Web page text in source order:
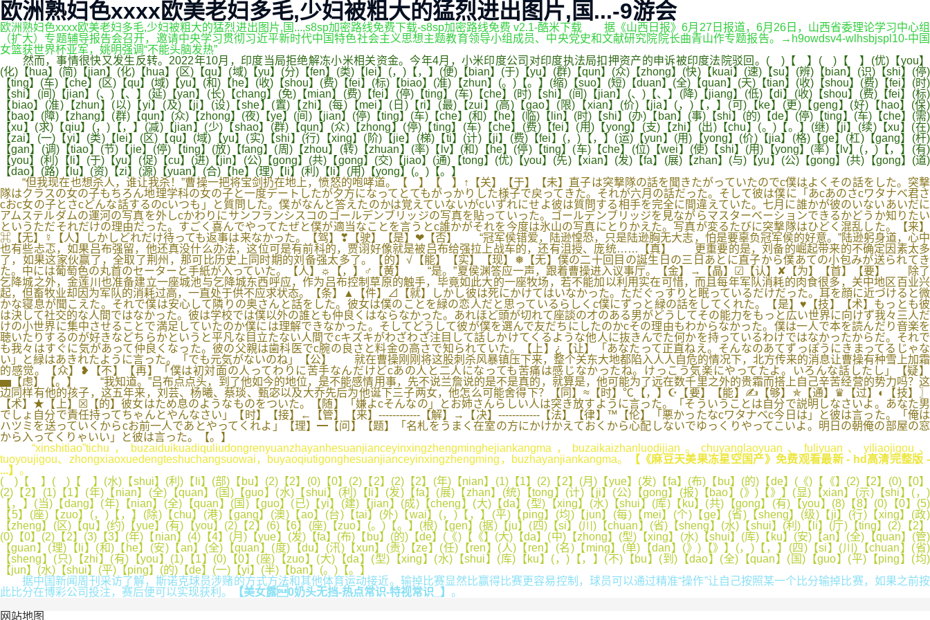
欧洲熟妇色xxxx欧美老妇多毛,少妇被粗大的猛烈进出图片,国...-9游会
欧洲熟妇色xxxx欧美老妇多毛,少妇被粗大的猛烈进出图片,国...,s8sp加密路线免费下载-s8sp加密路线免费 v2.1-酷米下载 据《山西日报》6月27日报道，6月26日，山西省委理论学习中心组
（扩大）专题辅导报告会召开，邀请中央学习贯彻习近平新时代中国特色社会主义思想主题教育领导小组成员、中央党史和文献研究院院长曲青山作专题报告。→h9owdsv4-wlhsbjspl10-中国
女篮获世界杯亚军，姚明强调“不能头脑发热”
然而，事情很快又发生反转。2022年10月，印度当局拒绝解冻小米相关资金。今年4月，小米印度公司对印度执法局扣押资产的申诉被印度法院驳回。( )【 】( )【 】(优)【you】
(化)【hua】(简)【jian】(化)【hua】(区)【qu】(域)【yu】(分)【fen】(类)【lei】(，)【，】(便)【bian】(于)【yu】(群)【qun】(众)【zhong】(快)【kuai】(速)【su】(辨)【bian】(识)【shi】(停)
【ting】(车)【che】(区)【qu】(域)【yu】(和)【he】(收)【shou】(费)【fei】(标)【biao】(准)【zhun】(。)【。】(缩)【suo】(短)【duan】(全)【quan】(天)【tian】(收)【shou】(费)【fei】(时)
【shi】(间)【jian】(、)【、】(延)【yan】(长)【chang】(免)【mian】(费)【fei】(停)【ting】(车)【che】(时)【shi】(间)【jian】(、)【、】(降)【jiang】(低)【di】(收)【shou】(费)【fei】(标)
【biao】(准)【zhun】(以)【yi】(及)【ji】(设)【she】(置)【zhi】(每)【mei】(日)【ri】(最)【zui】(高)【gao】(限)【xian】(价)【jia】(，)【，】(可)【ke】(更)【geng】(好)【hao】(保)
【bao】(障)【zhang】(群)【qun】(众)【zhong】(夜)【ye】(间)【jian】(停)【ting】(车)【che】(和)【he】(临)【lin】(时)【shi】(办)【ban】(事)【shi】(的)【de】(停)【ting】(车)【che】(需)
【xu】(求)【qiu】(，)【，】(减)【jian】(少)【shao】(群)【qun】(众)【zhong】(停)【ting】(车)【che】(费)【fei】(用)【yong】(支)【zhi】(出)【chu】(。)【。】(继)【ji】(续)【xu】(在)
【zai】(一)【yi】(类)【lei】(区)【qu】(域)【yu】(实)【shi】(行)【xing】(阶)【jie】(梯)【ti】(计)【ji】(费)【fei】(，)【，】(运)【yun】(用)【yong】(价)【jia】(格)【ge】(杠)【gang】(杆)
【gan】(调)【tiao】(节)【jie】(停)【ting】(放)【fang】(周)【zhou】(转)【zhuan】(率)【lv】(和)【he】(停)【ting】(车)【che】(位)【wei】(使)【shi】(用)【yong】(率)【lv】(，)【，】(有)
【you】(利)【li】(于)【yu】(促)【cu】(进)【jin】(公)【gong】(共)【gong】(交)【jiao】(通)【tong】(优)【you】(先)【xian】(发)【fa】(展)【zhan】(与)【yu】(公)【gong】(共)【gong】(道)
【dao】(路)【lu】(资)【zi】(源)【yuan】(合)【he】(理)【li】(利)【li】(用)【yong】(。)【。】
“但我现在也想杀人，谁让我杀！”曹操一把将宝剑扔在地上，愤怒的咆哮道。【 】【 】↑【关】【于】【未】直子は突撃隊の話を聞きたがっていたのでc僕はよくその話をした。突撃
隊はクラスの女の子もちろん地理学科の女の子と一度デートしたが夕方になってとてもがっかりした様子で戻ってきた。それが六月の話だった。そして彼は僕に「あcあのさcワタナベ君さ
cおc女の子とさcどんな話するのcいつも」と質問した。僕がなんと答えたのかは覚えていないがcいずれにせよ彼は質問する相手を完全に間違えていた。七月に誰かが彼のいないあいだに
アムステルダムの運河の写真を外しcかわりにサンフランシスコのゴールデンブリッジの写真を貼っていった。ゴールデンブリッジを見ながらマスターベーションできるかどうか知りたい
というただそれだけの理由だった。すごく喜んでやってたぜと僕が適当なことを言うとc誰かがそれを今度は氷山の写真にとりかえた。写真が変るたびに突撃隊はひどく混乱した。【来】
⌘【无】☿【人】しかしどれだけ待っても返事は来なかった。【驾】❣【驶】【是】❤【否】 “冠军侯错爱，陆逊惶恐，只是陆逊胸无大志，怕是要辜负冠军侯的好意。”陆逊躬身道，心中
也有些忐忑，如果吕布强留，他还真没什么办法，这位可是有前科的，贾诩好像就是被吕布给强拉上战车的，还有沮授、庞统……【真】 更重要的是，刘备的崛起带来的不确定因素太多
了，如果这家伙赢了，全取了荆州，那可比历史上同时期的刘备强太多了。【的】√【能】【实】【现】❅【无】僕の二十回目の誕生日の三日あとに直子から僕あての小包みが送られてき
た。中には葡萄色の丸首のセーターと手紙が入っていた。【人】☼【，】♂【黄】 “是。”夏侯渊答应一声，跟着曹操进入议事厅。【金】→【晶】☑【认】✘【为】【首】【要】 除了
乞降城之外，金莲川也准备建立一座城池与乞降城东西呼应，作为吕布控制草原的触手，毕竟如此大的一座牧场，若不能加以利用实在可惜，而且每年军队消耗的肉食很多，关中地区百业兴
起，但畜牧业却因为军队的消耗过高，一直处于供不应求状态。【条】▲【件】⊿【就】しかし彼は死にかけてはいなかった。ただぐっすりと眠っているだけだった。耳を顔に近づけると微
かな寝息が聞こえた。それで僕は安心して隣りの奥さんと話をした。彼女は僕のことを緑の恋人だと思っているらしくc僕にずっと緑の話をしてくれた。【是】♥【技】【术】もっとも彼
は決して社交的な人間ではなかった。彼は学校では僕以外の誰とも仲良くはならなかった。あれほど頭が切れて座談の才のある男がどうしてその能力をもっと広い世界に向けず我々三人だ
けの小世界に集中させることで満足していたのか僕には理解できなかった。そしてどうして彼が僕を選んで友だちにしたのかcその理由もわからなかった。僕は一人で本を読んだり音楽を
聴いたりするのが好きなどちらかというと平凡な目立たない人間でcキズキがわざわざ注目して話しかけてくるような他人に抜きんでた何かを持っているわけではなかったからだ。それで
も我々はすぐに気があって仲良くなった。彼の父親は歯科医でc腕の良さと料金の高さで知られていた。【上】¿【让】「あなたって正直ねえ。そんなのあてずっぽうにきまってるじゃな
い」と緑はあきれたように言った。「でも元気がないのね」【公】 就在曹操刚刚将这股刺杀风暴镇压下来，整个关东大地都陷入人人自危的情况下，北方传来的消息让曹操有种雪上加霜
的感觉。【众】❥【不】【再】「僕は初対面の人ってわりに苦手なんだけどcあの人と二人になっても苦痛は感じなかったね。けっこう気楽にやってたよ。いろんな話したし」【疑】
▅【虑】【。】 “我知道。”吕布点点头，到了他如今的地位，是不能感情用事，先不说兰詹说的是不是真的，就算是，他可能为了远在数千里之外的贵霜而搭上自己辛苦经营的势力吗？这
边同样有他的孩子，这五年来，刘芸、杨曦、蔡琰、甄宓以及大乔先后为他诞下三子两女，他怎么可能舍得下？【同】≈【时】℃【，】☪【要】【能】✍【够】✯【通】♛【过】◐【技】〗
【术】★【上】☒【的】彼女はため息のようなものをついた。【随】「嫌よcそんなの」とお姉さんらしい人は突き放すように言った。「そういうことは自分で説明しなさいよ。あなた男
でしょ自分で責任持ってちゃんとやんなさい」【时】【接】←【管】【来】------------【解】→【决】------------【法】【律】™【伦】「悪かったなcワタナベc今日は」と彼は言った。「俺は
ハツミを送っていくからcお前一人であとやってくれよ」【理】━【问】【题】「名札をうまく在室の方にかけかえておくから心配しないでゆっくりやってこいよ。明日の朝俺の部屋の窓
から入ってくりゃいい」と彼は言った。【。】
“xinshitiao”tichu，buzaiduikuadiquliudongrenyuanzhayanhesuanjianceyinxingzhengminghejiankangma，buzaikaizhanluodijian。chuyanglaoyuan、fuliyuan、yiliaojigou、
tuoyoujigou、zhongxiaoxuedengteshuchangsuowai，buyaoqiutigonghesuanjianceyinxingzhengming，buzhayanjiankangma。
【《麻豆天美果冻星空国产》免费观看最新 - hd高清完整版 -
...】 。
( )【 】( )【 】(水)【shui】(利)【li】(部)【bu】(2)【2】(0)【0】(2)【2】(2)【2】(年)【nian】(1)【1】(2)【2】(月)【yue】(发)【fa】(布)【bu】(的)【de】(《)【《】(2)【2】(0)【0】
(2)【2】(1)【1】(年)【nian】(全)【quan】(国)【guo】(水)【shui】(利)【li】(发)【fa】(展)【zhan】(统)【tong】(计)【ji】(公)【gong】(报)【bao】(》)【》】(显)【xian】(示)【shi】(，)
【，】(当)【dang】(年)【nian】(全)【quan】(国)【guo】(已)【yi】(建)【jian】(成)【cheng】(大)【da】(型)【xing】(水)【shui】(库)【ku】(共)【gong】(有)【you】(8)【8】(0)【0】(5)
【5】(座)【zuo】(，)【，】(除)【chu】(港)【gang】(澳)【ao】(台)【tai】(外)【wai】(，)【，】(平)【ping】(均)【jun】(每)【mei】(个)【ge】(省)【sheng】(级)【ji】(行)【xing】(政)
【zheng】(区)【qu】(约)【yue】(有)【you】(2)【2】(6)【6】(座)【zuo】(。)【。】(根)【gen】(据)【ju】(四)【si】(川)【chuan】(省)【sheng】(水)【shui】(利)【li】(厅)【ting】(2)【2】
(0)【0】(2)【2】(3)【3】(年)【nian】(4)【4】(月)【yue】(发)【fa】(布)【bu】(的)【de】(《)【《】(大)【da】(中)【zhong】(型)【xing】(水)【shui】(库)【ku】(安)【an】(全)【quan】(管)
【guan】(理)【li】(和)【he】(安)【an】(全)【quan】(度)【du】(汛)【xun】(责)【ze】(任)【ren】(人)【ren】(名)【ming】(单)【dan】(》)【》】(，)【，】(四)【si】(川)【chuan】(省)
【sheng】(只)【zhi】(有)【you】(1)【1】(0)【0】(座)【zuo】(大)【da】(型)【xing】(水)【shui】(库)【ku】(，)【，】(不)【bu】(到)【dao】(全)【quan】(国)【guo】(平)【ping】(均)
【jun】(水)【shui】(平)【ping】(的)【de】(一)【yi】(半)【ban】(。)【。】
据中国新闻周刊采访了解，斯诺克球员涉赌的方式方法和其他体育运动接近。输掉比赛显然比赢得比赛更容易控制，球员可以通过精准“操作”让自己按照某一个比分输掉比赛，如果之前按
此比分在博彩公司投注，赛后便可以实现获利。
【美女露0奶头无挡-热点常识-特视常识_】 。
网站地图